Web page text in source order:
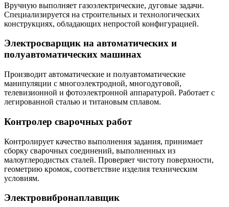
Вручную выполняет газоэлектрические, дуговые задачи.
Специализируется на строительных и технологических
конструкциях, обладающих непростой конфигурацией.
Электросварщик на автоматических и
полуавтоматических машинах
Производит автоматические и полуавтоматические
манипуляции с многоэлектродной, многодуговой,
телевизионной и фотоэлектронной аппаратурой. Работает с
легированной сталью и титановым сплавом.
Контролер сварочных работ
Контролирует качество выполнения задания, принимает
сборку сварочных соединений, выполненных из
малоуглеродистых сталей. Проверяет чистоту поверхности,
геометрию кромок, соответствие изделия техническим
условиям.
Электровибронаплавщик